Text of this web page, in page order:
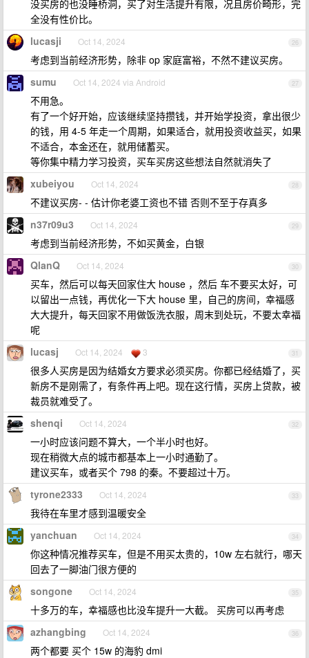
没买房的也没睡桥洞，买了对生活提升有限，况且房价畸形，完
全没有性价比。
26
lucasji Oct 14, 2024
考虑到当前经济形势，除非 op 家庭富裕，不然不建议买房。
27
sumu Oct 14, 2024 via Android
不用急。
有了一个好开始，应该继续坚持攒钱，并开始学投资，拿出很少
的钱，用 4-5 年走一个周期，如果适合，就用投资收益买，如果
不适合，本金还在，就用储蓄买。
等你集中精力学习投资，买车买房这些想法自然就消失了
28
xubeiyou Oct 14, 2024
不建议买房- - 估计你老婆工资也不错 否则不至于存真多
29
n37r09u3 Oct 14, 2024
考虑到当前经济形势，不如买黄金，白银
30
QlanQ Oct 14, 2024
买车，然后可以每天回家住大 house ，然后 车不要买太好，可
以留出一点钱，再优化一下大 house 里，自己的房间，幸福感
大大提升，每天回家不用做饭洗衣服，周末到处玩，不要太幸福
呢
31
lucasj Oct 14, 2024 3
很多人买房是因为结婚女方要求必须买房。你都已经结婚了，买
新房不是刚需了，有条件再上吧。现在这行情，买房上贷款，被
裁员就难受了。
32
shenqi Oct 14, 2024
一小时应该问题不算大，一个半小时也好。
现在稍微大点的城市都基本上一小时通勤了。
建议买车，或者买个 798 的秦。不要超过十万。
33
tyrone2333 Oct 14, 2024
我待在车里才感到温暖安全
34
yanchuan Oct 14, 2024
你这种情况推荐买车，但是不用买太贵的，10w 左右就行，哪天
回去了一脚油门很方便的
35
songone Oct 14, 2024
十多万的车，幸福感也比没车提升一大截。 买房可以再考虑
36
azhangbing Oct 14, 2024
两个都要 买个 15w 的海豹 dmi